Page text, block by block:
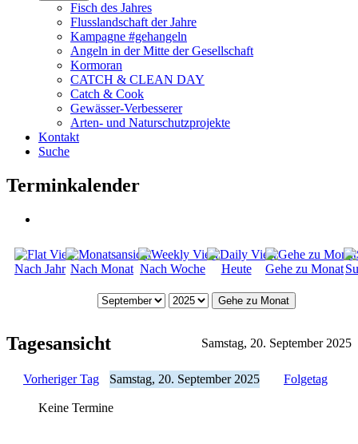
Fisch des Jahres
Flusslandschaft der Jahre
Kampagne #gehangeln
Angeln in der Mitte der Gesellschaft
Kormoran
CATCH & CLEAN DAY
Catch & Cook
Gewässer-Verbesserer
Arten- und Naturschutzprojekte
Kontakt
Suche
Terminkalender
Nach Jahr Nach Monat Nach Woche Heute Gehe zu Monat
Gehe zu Monat
Tagesansicht Samstag, 20. September 2025
Vorheriger Tag Samstag, 20. September 2025 Folgetag
Keine Termine